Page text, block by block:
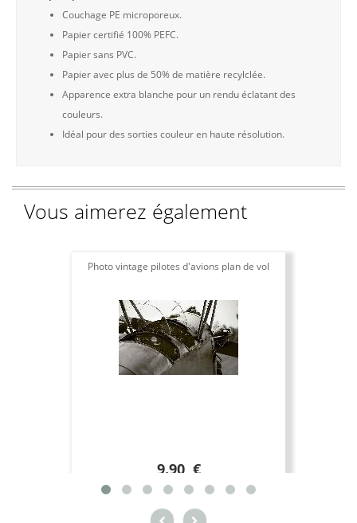
Couchage PE microporeux.
Papier certifié 100% PEFC.
Papier sans PVC.
Papier avec plus de 50% de matière recylclée.
Apparence extra blanche pour un rendu éclatant des
couleurs.
Idéal pour des sorties couleur en haute résolution.
Vous aimerez également
Photo vintage pilotes d'avions plan de vol
9.90 €